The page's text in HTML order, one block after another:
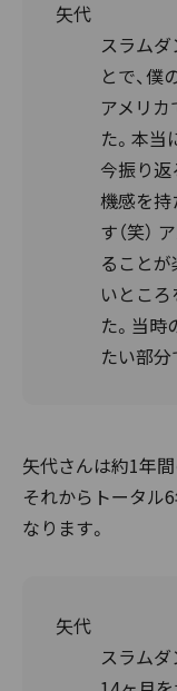
矢代
スラム
とで、僕
アメリ
た。本当
今振り返
機感を持
す（笑）
ること
いとこ
た。当時
たい部分
矢代さんは約1年
それからトータル
なります。
矢代
スラム